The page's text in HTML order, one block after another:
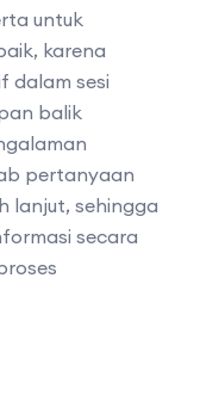
untuk
karena
dalam sesi
balik
pertanyaan
lanjut, sehingga
secara